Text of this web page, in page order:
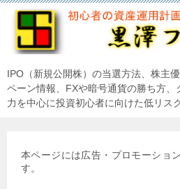
IPO（新規公開株）の当選方法、株主
ペーン情報、FXや暗号通貨の勝ち方
力を中心に投資初心者に向けた低リス
本ページには広告・プロモーショ
す。